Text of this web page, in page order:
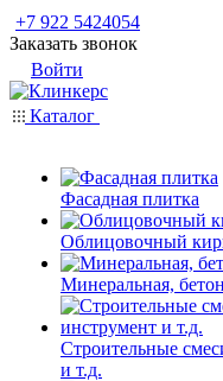
+7 922 5424054
Заказать звонок
Войти
Каталог
Фасадная плитка
Облицовочный
Минеральная,
Строительные
и т.д.